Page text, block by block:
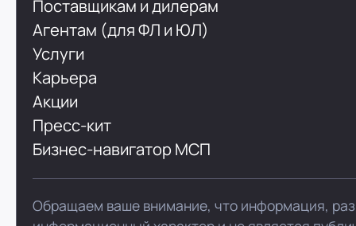
Поставщикам и дилерам
Агентам (для ФЛ и ЮЛ)
Услуги
Карьера
Акции
Пресс-кит
Бизнес-навигатор МСП
Обращаем ваше внимание, что информация,